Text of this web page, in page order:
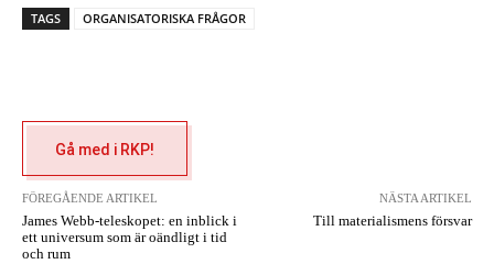
TAGS ORGANISATORISKA FRÅGOR
Gå med i RKP!
FÖREGÅENDE ARTIKEL
James Webb-teleskopet: en inblick i
ett universum som är oändligt i tid
och rum
NÄSTA ARTIKEL
Till materialismens försvar